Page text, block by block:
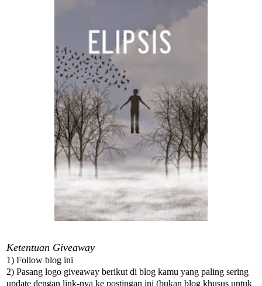
Ketentuan Giveaway
1) Follow blog ini
2) Pasang logo giveaway berikut di blog kamu yang paling sering
update dengan link-nya ke postingan ini (bukan blog khusus untuk